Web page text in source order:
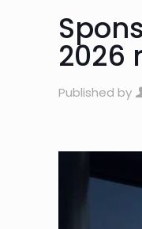
2026
Published by